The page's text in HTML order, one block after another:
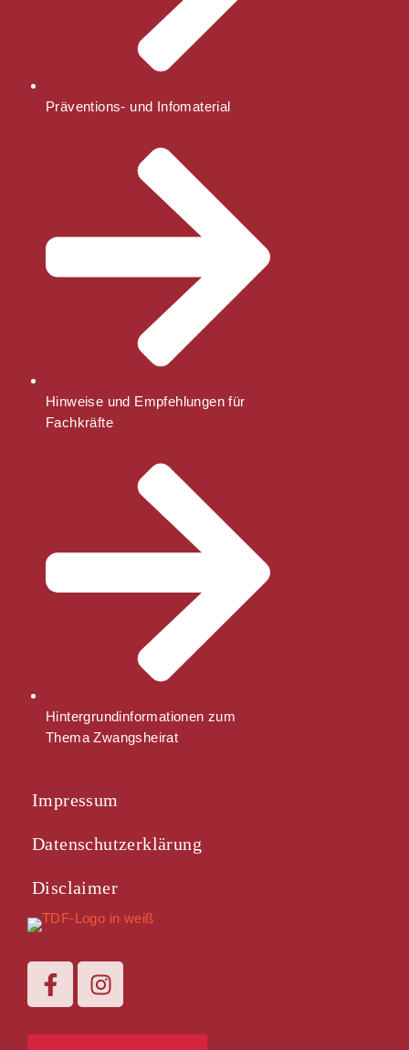
Präventions- und Infomaterial
Hinweise und Empfehlungen für
Fachkräfte
Hintergrundinformationen zum
Thema Zwangsheirat
Impressum
Datenschutzerklärung
Disclaimer